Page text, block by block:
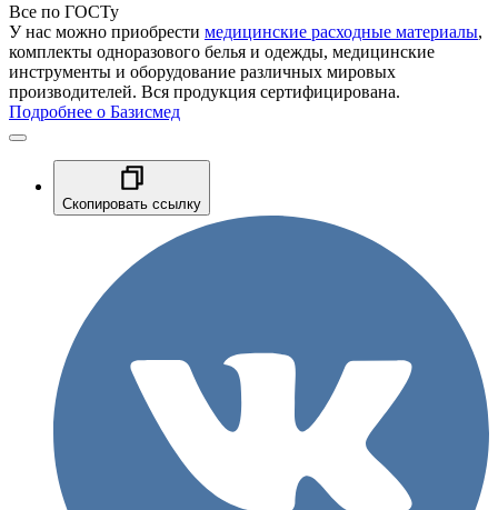
Все по ГОСТу
У нас можно приобрести медицинские расходные материалы,
комплекты одноразового белья и одежды, медицинские
инструменты и оборудование различных мировых
производителей. Вся продукция сертифицирована.
Подробнее о Базисмед
Скопировать ссылку